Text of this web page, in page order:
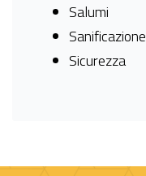
Salumi
Sanificazione
Sicurezza